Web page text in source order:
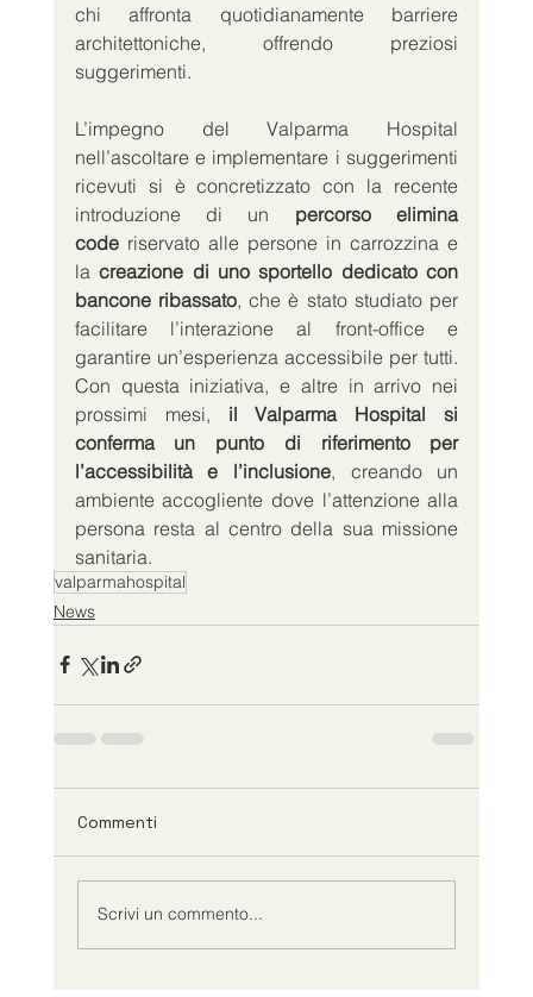
chi affronta quotidianamente barriere
architettoniche, offrendo preziosi
suggerimenti.
L’impegno del Valparma Hospital
nell’ascoltare e implementare i suggerimenti
ricevuti si è concretizzato con la recente
introduzione di un percorso elimina
code riservato alle persone in carrozzina e
la creazione di uno sportello dedicato con
bancone ribassato, che è stato studiato per
facilitare l’interazione al front-office e
garantire un’esperienza accessibile per tutti.
Con questa iniziativa, e altre in arrivo nei
prossimi mesi, il Valparma Hospital si
conferma un punto di riferimento per
l’accessibilità e l’inclusione, creando un
ambiente accogliente dove l’attenzione alla
persona resta al centro della sua missione
sanitaria.
valparmahospital
News
Commenti
Scrivi un commento...